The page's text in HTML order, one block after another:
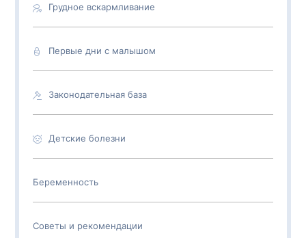
Грудное вскармливание
Первые дни с малышом
Законодательная база
Детские болезни
Беременность
Советы и рекомендации